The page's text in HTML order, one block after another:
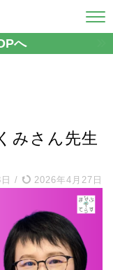
へ
みさん先生
/ 2026年4月27日